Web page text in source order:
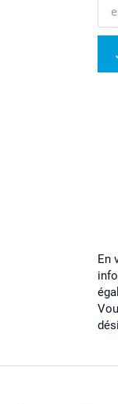
En